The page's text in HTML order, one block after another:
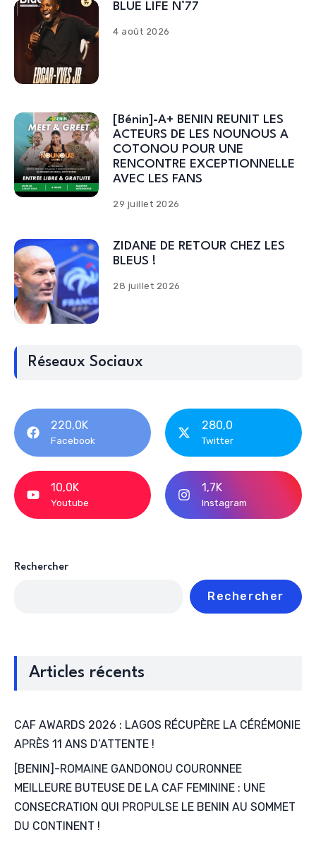
BLUE LIFE N°77
4 août 2026
[Bénin]-A+ BENIN REUNIT LES
ACTEURS DE LES NOUNOUS A
COTONOU POUR UNE
RENCONTRE EXCEPTIONNELLE
AVEC LES FANS
29 juillet 2026
ZIDANE DE RETOUR CHEZ LES
BLEUS !
28 juillet 2026
Réseaux Sociaux
220,0K
Facebook
280,0
Twitter
10,0K
Youtube
1,7K
Instagram
Rechercher
Rechercher
Articles récents
CAF AWARDS 2026 : LAGOS RÉCUPÈRE LA CÉRÉMONIE
APRÈS 11 ANS D’ATTENTE !
[BENIN]-ROMAINE GANDONOU COURONNEE
MEILLEURE BUTEUSE DE LA CAF FEMININE : UNE
CONSECRATION QUI PROPULSE LE BENIN AU SOMMET
DU CONTINENT !